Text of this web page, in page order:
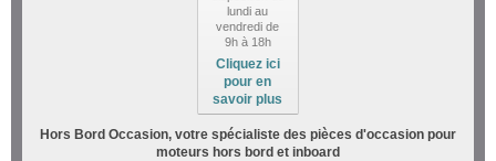
lundi au
vendredi de
9h à 18h
Cliquez ici
pour en
savoir plus
Hors Bord Occasion, votre spécialiste des pièces d'occasion pour
moteurs hors bord et inboard